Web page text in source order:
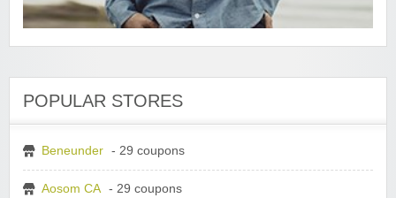
POPULAR STORES
Beneunder - 29 coupons
Aosom CA - 29 coupons